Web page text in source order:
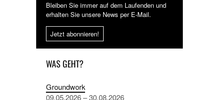
Bleiben Sie immer auf dem Laufenden und
erhalten Sie unsere News per E-Mail.
Jetzt abonnieren!
WAS GEHT?
Groundwork
09.05.2026 – 30.08.2026